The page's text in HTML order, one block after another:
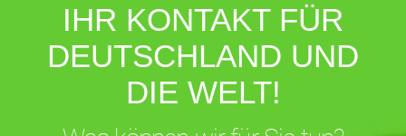
IHR KONTAKT FÜR
DEUTSCHLAND UND
DIE WELT!